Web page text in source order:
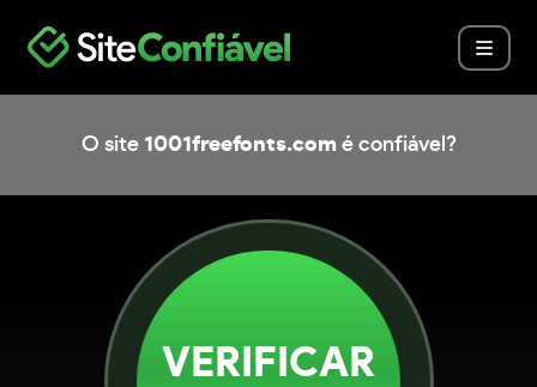
O site 1001freefonts.com é confiável?
VERIFICAR